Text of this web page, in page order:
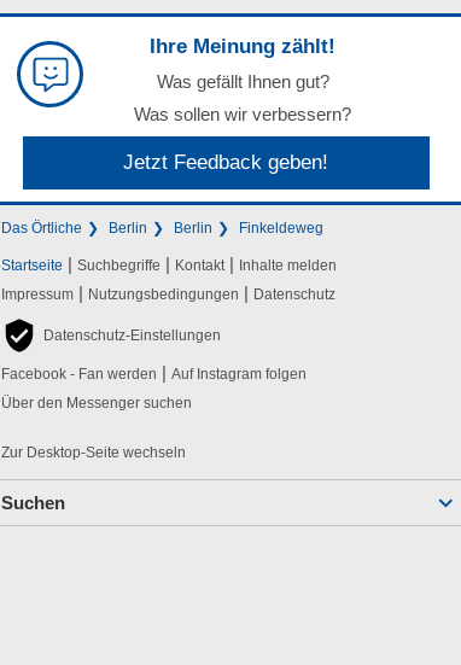
Ihre Meinung zählt!
Was gefällt Ihnen gut?
Was sollen wir verbessern?
Jetzt Feedback geben!
Das Örtliche Berlin Berlin Finkeldeweg
Startseite | Suchbegriffe | Kontakt | Inhalte melden
Impressum | Nutzungsbedingungen | Datenschutz
Datenschutz-Einstellungen
Facebook - Fan werden | Auf Instagram folgen
Über den Messenger suchen
Zur Desktop-Seite wechseln
Suchen